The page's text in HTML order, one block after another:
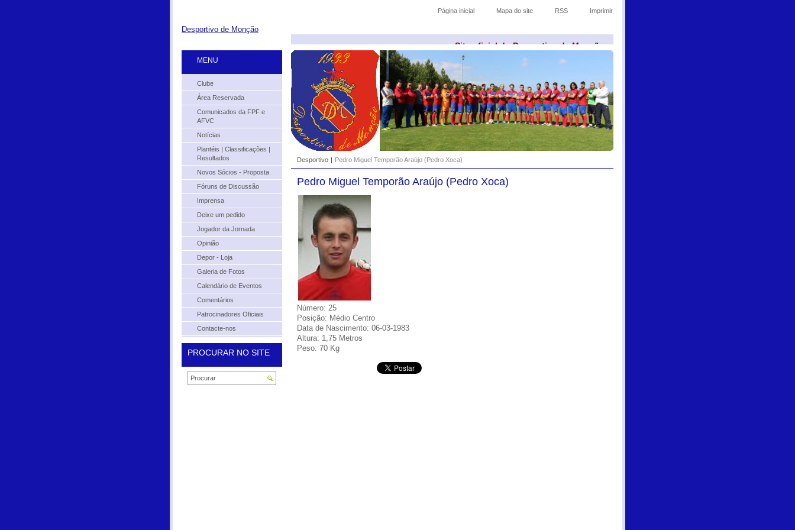
Desportivo de Monção
Site oficial do Desportivo de Monção
Desportivo | Pedro Miguel Temporão Araújo (Pedro Xoca)
Pedro Miguel Temporão Araújo (Pedro Xoca)
Número: 25
Posição: Médio Centro
Data de Nascimento: 06-03-1983
Altura: 1,75 Metros
Peso: 70 Kg
MENU
Clube
Área Reservada
Comunicados da FPF e
AFVC
Notícias
Plantéis | Classificações |
Resultados
Novos Sócios - Proposta
Fóruns de Discussão
Imprensa
Deixe um pedido
Jogador da Jornada
Opinião
Depor - Loja
Galeria de Fotos
Calendário de Eventos
Comentários
Patrocinadores Oficiais
Contacte-nos
PROCURAR NO SITE
Página inicial Mapa do site RSS Imprimir